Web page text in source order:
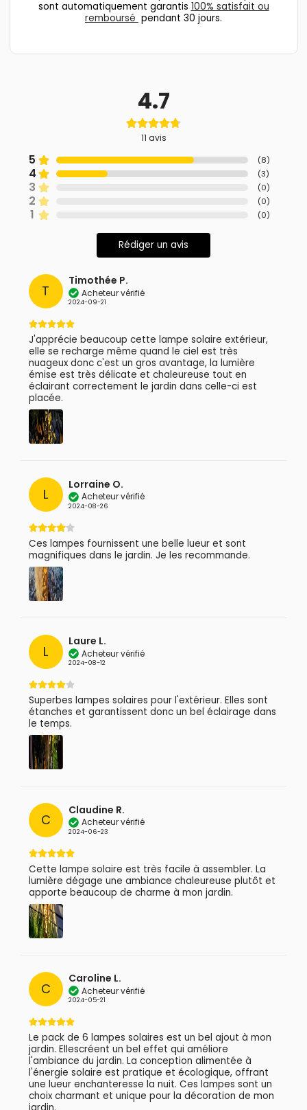
sont automatiquement garantis 100% satisfait ou
remboursé pendant 30 jours.
4.7
11 avis
5 (8)
4 (3)
3 (0)
2 (0)
1 (0)
Rédiger un avis
T
Timothée P.
Acheteur vérifié
2024-09-21
J'apprécie beaucoup cette lampe solaire extérieur,
elle se recharge même quand le ciel est très
nuageux donc c'est un gros avantage, la lumière
émise est très délicate et chaleureuse tout en
éclairant correctement le jardin dans celle-ci est
placée.
L
Lorraine O.
Acheteur vérifié
2024-08-26
Ces lampes fournissent une belle lueur et sont
magnifiques dans le jardin. Je les recommande.
L
Laure L.
Acheteur vérifié
2024-08-12
Superbes lampes solaires pour l'extérieur. Elles sont
étanches et garantissent donc un bel éclairage dans
le temps.
C
Claudine R.
Acheteur vérifié
2024-06-23
Cette lampe solaire est très facile à assembler. La
lumière dégage une ambiance chaleureuse plutôt et
apporte beaucoup de charme à mon jardin.
C
Caroline L.
Acheteur vérifié
2024-05-21
Le pack de 6 lampes solaires est un bel ajout à mon
jardin. Ellescréent un bel effet qui améliore
l'ambiance du jardin. La conception alimentée à
l'énergie solaire est pratique et écologique, offrant
une lueur enchanteresse la nuit. Ces lampes sont un
choix charmant et unique pour la décoration de mon